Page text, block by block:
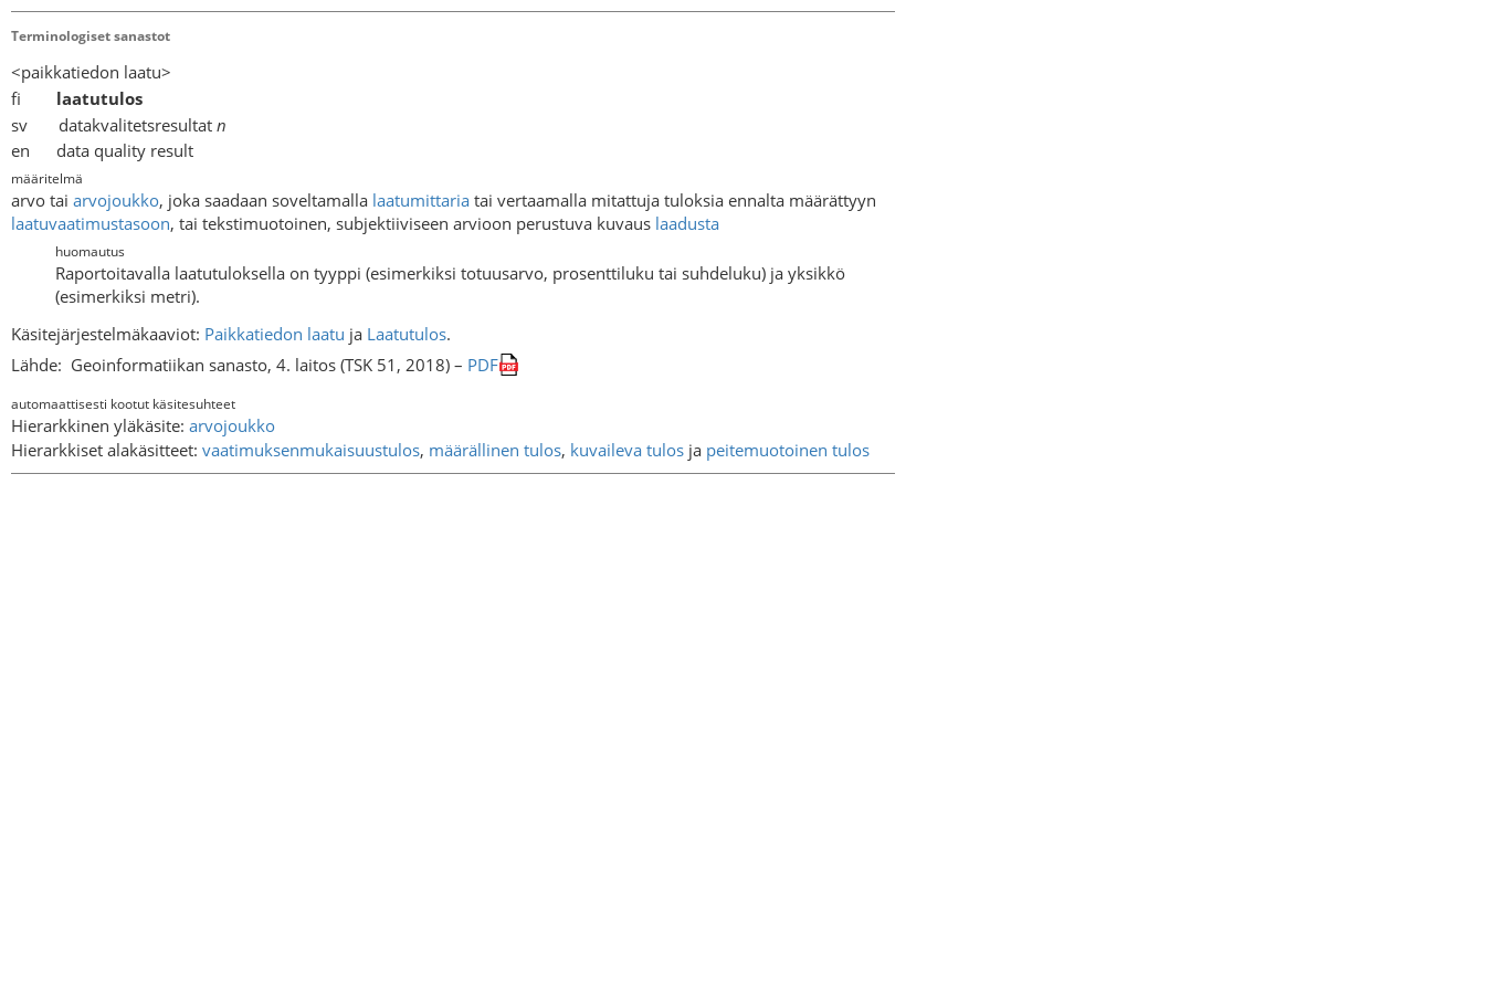
Terminologiset sanastot
<paikkatiedon laatu>
fi laatutulos
sv datakvalitetsresultat n
en data quality result
määritelmä
arvo tai arvojoukko, joka saadaan soveltamalla laatumittaria tai vertaamalla mitattuja tuloksia ennalta määrättyyn
laatuvaatimustasoon, tai tekstimuotoinen, subjektiiviseen arvioon perustuva kuvaus laadusta
huomautus
Raportoitavalla laatutuloksella on tyyppi (esimerkiksi totuusarvo, prosenttiluku tai suhdeluku) ja yksikkö
(esimerkiksi metri).
Käsitejärjestelmäkaaviot: Paikkatiedon laatu ja Laatutulos.
Lähde: Geoinformatiikan sanasto, 4. laitos (TSK 51, 2018) – PDF
automaattisesti kootut käsitesuhteet
Hierarkkinen yläkäsite: arvojoukko
Hierarkkiset alakäsitteet: vaatimuksenmukaisuustulos, määrällinen tulos, kuvaileva tulos ja peitemuotoinen tulos